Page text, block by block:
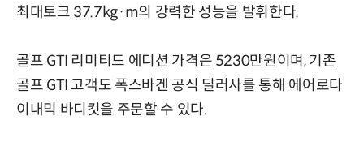
최대토크 37.7kg·m의 강력한 성능을 발휘한다.
골프 GTI 리미티드 에디션 가격은 5230만원이며, 기존
골프 GTI 고객도 폭스바겐 공식 딜러사를 통해 에어로다
이내믹 바디킷을 주문할 수 있다.